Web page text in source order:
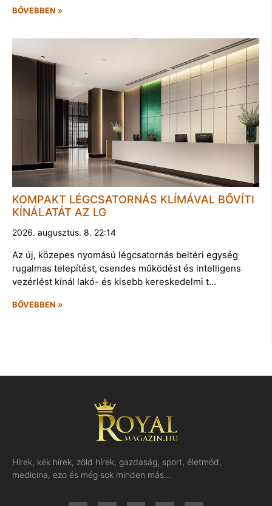
BŐVEBBEN »
KOMPAKT LÉGCSATORNÁS KLÍMÁVAL BŐVÍTI
KÍNÁLATÁT AZ LG
2026. augusztus. 8. 22:14
Az új, közepes nyomású légcsatornás beltéri egység
rugalmas telepítést, csendes működést és intelligens
vezérlést kínál lakó- és kisebb kereskedelmi t…
BŐVEBBEN »
Hírek, kék hírek, zöld hírek, gazdaság, sport, életmód,
medicina, ezo és még sok minden más…